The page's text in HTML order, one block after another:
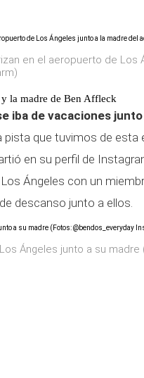
en el aeropuerto de
la madre de Ben Affleck
iba de vacaciones
pista que tuvimos de
en su perfil de
Ángeles con un
descanso junto a ellos.
Ángeles junto a su madre